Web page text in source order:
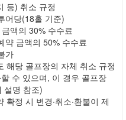
등) 취소 규정
어당(18홀 기준)
액의 30% 수수료
약 금액의 50% 수수료
가
해당 골프장의 자체 취소 규정
수 있으며, 이 경우 골프장
설명 참조)
정 시 변경·취소·환불이 제